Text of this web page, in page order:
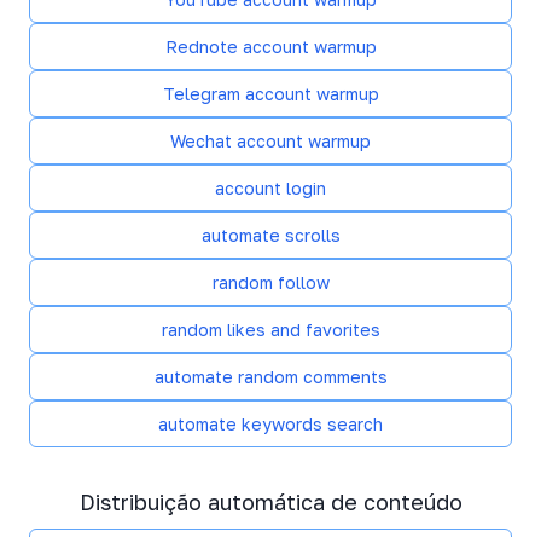
Rednote account warmup
Telegram account warmup
Wechat account warmup
account login
automate scrolls
random follow
random likes and favorites
automate random comments
automate keywords search
Distribuição automática de conteúdo